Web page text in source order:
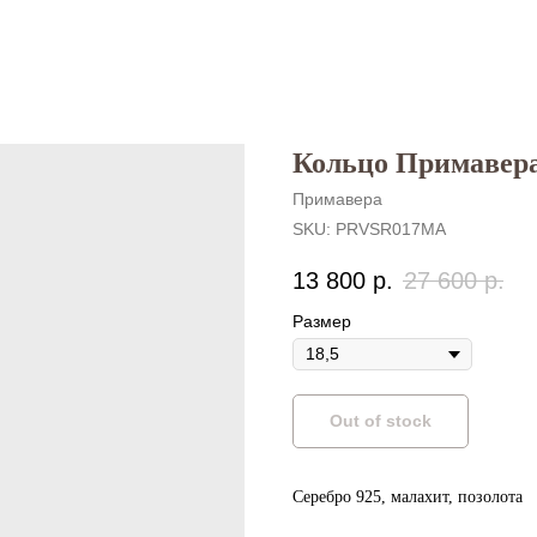
Кольцо
Примавера
SKU: PRVSR017MA
13 800 р. 27 600 р.
Размер
Out of stock
Серебро 925, малахит, позолота